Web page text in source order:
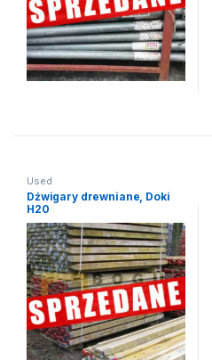
Used
Dźwigary drewniane, Doki
H20